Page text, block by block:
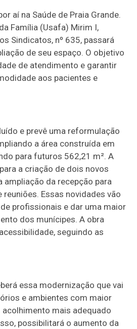
aí na Saúde de Praia Grande.
Família (Usafa) Mirim I,
Sindicatos, nº 635, passará
de seu espaço. O objetivo
de atendimento e garantir
aos pacientes e
e prevê uma reformulação
a área construída em
para futuros 562,21 m². A
a criação de dois novos
ampliação da recepção para
reuniões. Essas novidades vão
profissionais e dar uma maior
dos munícipes. A obra
seguindo as
essa modernização que vai
e ambientes com maior
mais adequado
possibilitará o aumento da